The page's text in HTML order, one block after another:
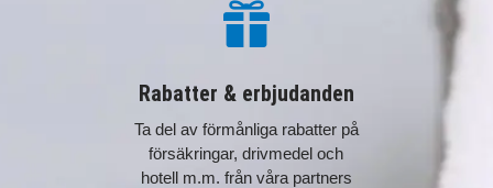

Rabatter & erbjudanden
Ta del av förmånliga rabatter på
försäkringar, drivmedel och
hotell m.m. från våra partners